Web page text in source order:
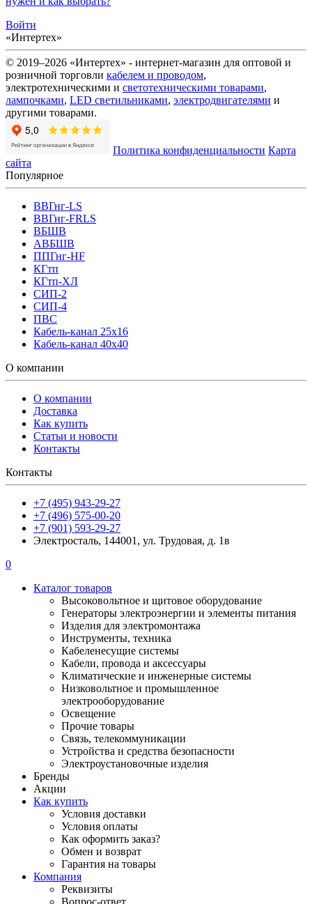
Войти
«Интертех»
© 2019–2026 «Интертех» - интернет-магазин для оптовой и
розничной торговли кабелем и проводом,
электротехническими и светотехническими товарами,
лампочками, LED светильниками, электродвигателями и
другими товарами.
Политика конфиденциальности Карта
сайта
Популярное
ВВГнг-LS
ВВГнг-FRLS
ВБШВ
АВБШВ
ППГнг-HF
КГтп
КГтп-ХЛ
СИП-2
СИП-4
ПВС
Кабель-канал 25х16
Кабель-канал 40х40
О компании
О компании
Доставка
Как купить
Статьи и новости
Контакты
Контакты
+7 (495) 943-29-27
+7 (496) 575-00-20
+7 (901) 593-29-27
Электросталь, 144001, ул. Трудовая, д. 1в
0
Каталог товаров
Высоковольтное и щитовое оборудование
Генераторы электроэнергии и элементы питания
Изделия для электромонтажа
Инструменты, техника
Кабеленесущие системы
Кабели, провода и аксессуары
Климатические и инженерные системы
Низковольтное и промышленное
электрооборудование
Освещение
Прочие товары
Связь, телекоммуникации
Устройства и средства безопасности
Электроустановочные изделия
Бренды
Акции
Как купить
Условия доставки
Условия оплаты
Как оформить заказ?
Обмен и возврат
Гарантия на товары
Компания
Реквизиты
Вопрос-ответ